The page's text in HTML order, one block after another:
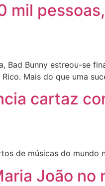
mil
Bad Bunny estreou-se
Mais do que uma
cartaz
de músicas do
João no